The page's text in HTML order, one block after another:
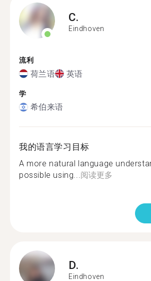
C.
Eindhoven
流利
荷兰语 英语
学
希伯来语
我的语言学习目标
A more natural language
possible using...阅读更多
D.
Eindhoven